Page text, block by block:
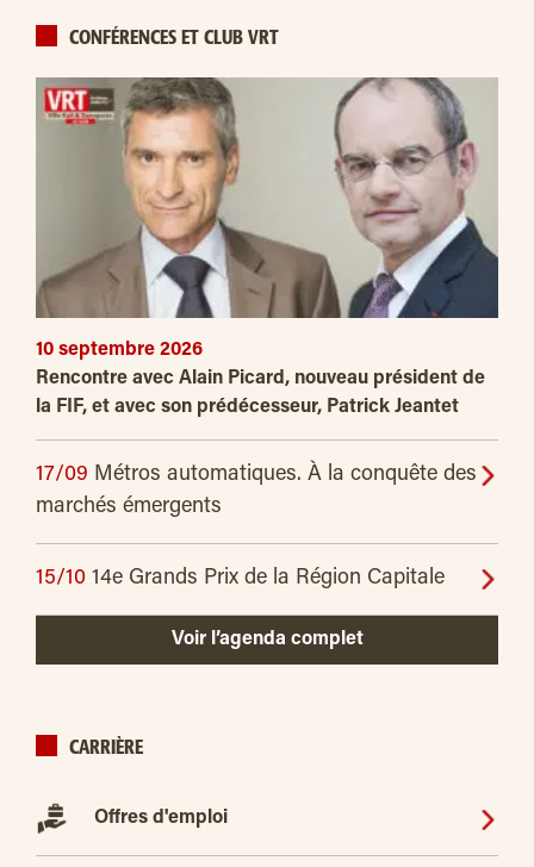
CONFÉRENCES ET CLUB VRT
10 septembre 2026
Rencontre avec Alain Picard, nouveau président de
la FIF, et avec son prédécesseur, Patrick Jeantet
17/09 Métros automatiques. À la conquête des
marchés émergents
15/10 14e Grands Prix de la Région Capitale
Voir l’agenda complet
CARRIÈRE
Offres d'emploi